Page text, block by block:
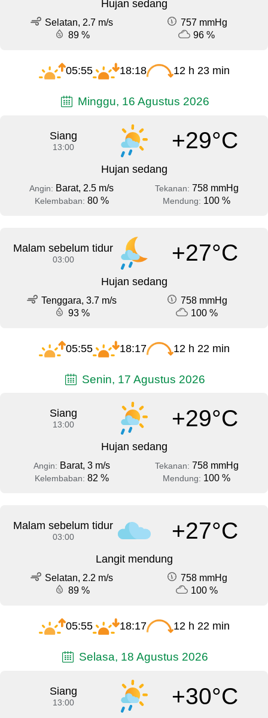
Hujan sedang
Selatan, 2.7 m/s
757 mmHg
89 %
96 %
05:55 18:18 12 h 23 min
Minggu, 16 Agustus 2026
Siang
13:00 +29°C
Hujan sedang
Angin: Barat, 2.5 m/s Tekanan: 758 mmHg
Kelembaban: 80 % Mendung: 100 %
Malam sebelum tidur
03:00 +27°C
Hujan sedang
Tenggara, 3.7 m/s
758 mmHg
93 %
100 %
05:55 18:17 12 h 22 min
Senin, 17 Agustus 2026
Siang
13:00 +29°C
Hujan sedang
Angin: Barat, 3 m/s Tekanan: 758 mmHg
Kelembaban: 82 % Mendung: 100 %
Malam sebelum tidur
03:00 +27°C
Langit mendung
Selatan, 2.2 m/s
758 mmHg
89 %
100 %
05:55 18:17 12 h 22 min
Selasa, 18 Agustus 2026
Siang
13:00 +30°C